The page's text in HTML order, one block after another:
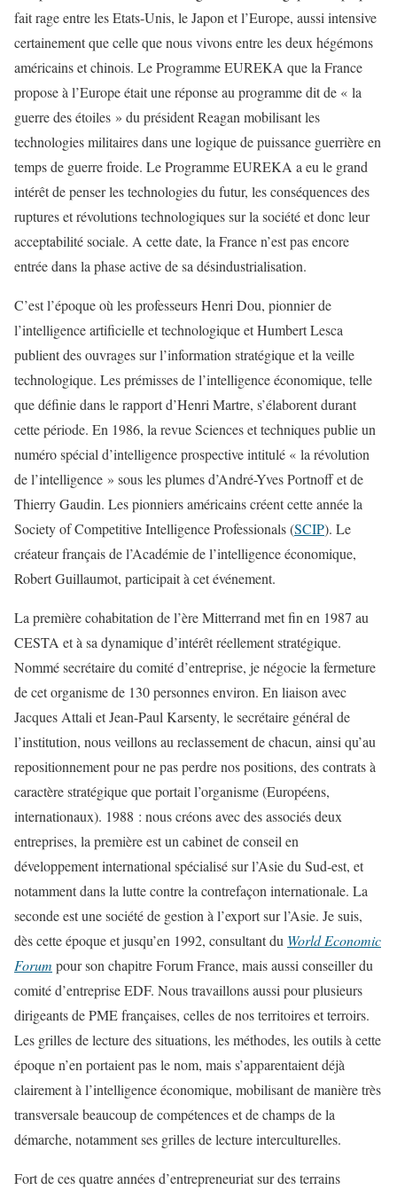
fait rage entre les Etats-Unis, le Japon et l’Europe, aussi intensive
certainement que celle que nous vivons entre les deux hégémons
américains et chinois. Le Programme EUREKA que la France
propose à l’Europe était une réponse au programme dit de « la
guerre des étoiles » du président Reagan mobilisant les
technologies militaires dans une logique de puissance guerrière en
temps de guerre froide. Le Programme EUREKA a eu le grand
intérêt de penser les technologies du futur, les conséquences des
ruptures et révolutions technologiques sur la société et donc leur
acceptabilité sociale. A cette date, la France n’est pas encore
entrée dans la phase active de sa désindustrialisation.
C’est l’époque où les professeurs Henri Dou, pionnier de
l’intelligence artificielle et technologique et Humbert Lesca
publient des ouvrages sur l’information stratégique et la veille
technologique. Les prémisses de l’intelligence économique, telle
que définie dans le rapport d’Henri Martre, s’élaborent durant
cette période. En 1986, la revue Sciences et techniques publie un
numéro spécial d’intelligence prospective intitulé « la révolution
de l’intelligence » sous les plumes d’André-Yves Portnoff et de
Thierry Gaudin. Les pionniers américains créent cette année la
Society of Competitive Intelligence Professionals (SCIP). Le
créateur français de l’Académie de l’intelligence économique,
Robert Guillaumot, participait à cet événement.
La première cohabitation de l’ère Mitterrand met fin en 1987 au
CESTA et à sa dynamique d’intérêt réellement stratégique.
Nommé secrétaire du comité d’entreprise, je négocie la fermeture
de cet organisme de 130 personnes environ. En liaison avec
Jacques Attali et Jean-Paul Karsenty, le secrétaire général de
l’institution, nous veillons au reclassement de chacun, ainsi qu’au
repositionnement pour ne pas perdre nos positions, des contrats à
caractère stratégique que portait l’organisme (Européens,
internationaux). 1988 : nous créons avec des associés deux
entreprises, la première est un cabinet de conseil en
développement international spécialisé sur l’Asie du Sud-est, et
notamment dans la lutte contre la contrefaçon internationale. La
seconde est une société de gestion à l’export sur l’Asie. Je suis,
dès cette époque et jusqu’en 1992, consultant du World Economic
Forum pour son chapitre Forum France, mais aussi conseiller du
comité d’entreprise EDF. Nous travaillons aussi pour plusieurs
dirigeants de PME françaises, celles de nos territoires et terroirs.
Les grilles de lecture des situations, les méthodes, les outils à cette
époque n’en portaient pas le nom, mais s’apparentaient déjà
clairement à l’intelligence économique, mobilisant de manière très
transversale beaucoup de compétences et de champs de la
démarche, notamment ses grilles de lecture interculturelles.
Fort de ces quatre années d’entrepreneuriat sur des terrains